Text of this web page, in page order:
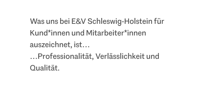
Was uns bei E&V Schleswig-Holstein für
Kund*innen und Mitarbeiter*innen
auszeichnet, ist…
…Professionalität, Verlässlichkeit und
Qualität.